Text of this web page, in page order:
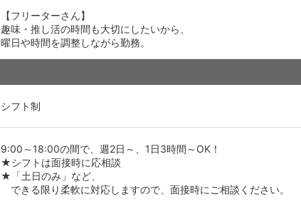
【フリーターさん】
趣味・推し活の時間も大切にしたいから、
曜日や時間を調整しながら勤務。
シフト制
9:00～18:00の間で、週2日～、1日3時間～OK！
★シフトは面接時に応相談
★「土日のみ」など、
できる限り柔軟に対応しますので、面接時にご相談ください。